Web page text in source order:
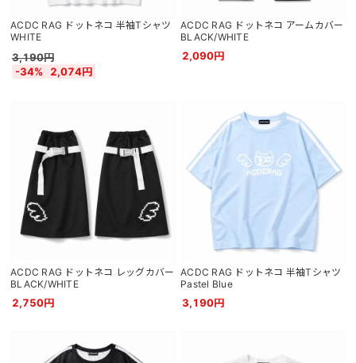
ACDC RAG ドットネコ 半袖Tシャツ
WHITE
3,190円
-34%
2,074円
ACDC RAG ドットネコ アームカバー
BLACK/WHITE
2,090円
ACDC RAG ドットネコ レッグカバー
BLACK/WHITE
2,750円
ACDC RAG ドットネコ 半袖Tシャツ
Pastel Blue
3,190円